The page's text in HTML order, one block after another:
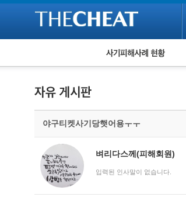
피해사례 현황
보이스피싱 피해사례
유해사이트 목록
비공개 피해사례
워킹홀리데이 피해사례
야구티켓사기당햇어용ㅜㅜ
벼리다스께(피해회원)
입력된 인사말이 없습니다.